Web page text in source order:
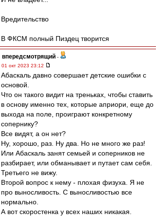
Вредительство
В ФКСМ полный Пиздец творится
впередсмотрящий -
01 окт 2023 23:12
Абаскаль давно совершает детские ошибки с
основой.
Что он такого видит на треньках, чтобы ставить
в основу именно тех, которые априори, еще до
выхода на поле, проиграют конкретному
сопернику?
Все видят, а он нет?
Ну, хорошо, раз. Ну два. Но не много же раз!
Или Абаскаль занят семьей и соперников не
разбирает, или обманывает и путает сам себя.
Третьего не вижу.
Второй вопрос к нему - плохая физуха. Я не
про выносливость. С выносливостью все
нормально.
А вот скоростенка у всех наших никакая.